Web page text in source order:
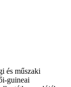
és műszaki
guineai